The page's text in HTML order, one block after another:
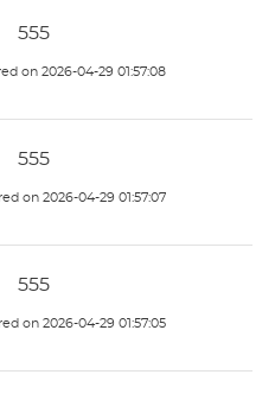
555
on 2026-04-29 01:57:08
555
on 2026-04-29 01:57:07
555
on 2026-04-29 01:57:05